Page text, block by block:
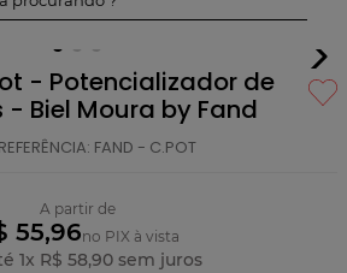
- Potencializador de
- Biel Moura by Fand
REFERÊNCIA: FAND - C.POT
A partir de
55,96no PIX à vista
1x R$ 58,90sem juros